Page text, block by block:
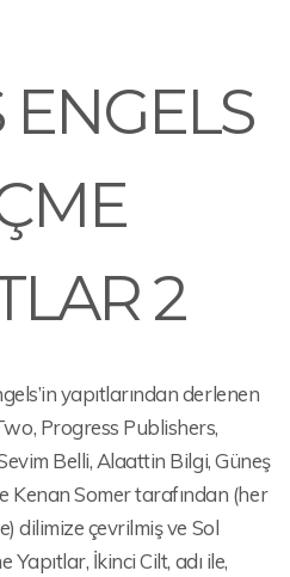
ENGELS
2
yapıtlarından derlenen
Progress Publishers,
Belli, Alaattin Bilgi, Güneş
Kenan Somer tarafından (her
dilimize çevrilmiş ve Sol
Yapıtlar, İkinci Cilt, adı ile,